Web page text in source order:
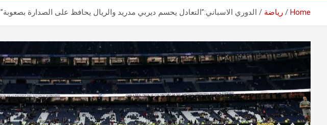
Home رياضة الدوري الاسباني:”التعادل يحسم ديربي مدريد والريال يحافظ على الصدارة بصعوبة”